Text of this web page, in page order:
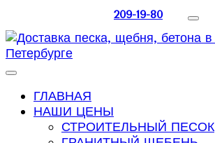
209-19-80
ГЛАВНАЯ
НАШИ ЦЕНЫ
СТРОИТЕЛЬНЫЙ ПЕСОК